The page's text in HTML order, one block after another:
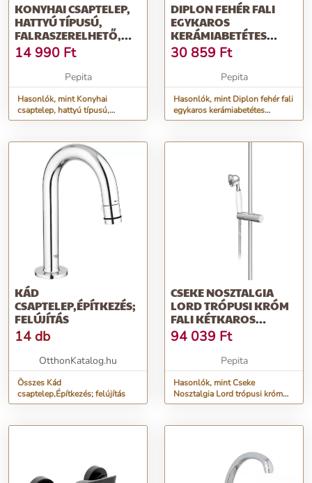
KONYHAI CSAPTELEP,
HATTYÚ TÍPUSÚ,
FALRASZERELHETŐ,
MOZGATHATÓ PIP...
14 990 Ft
Pepita
Hasonlók, mint Konyhai
csaptelep, hattyú típusú,
falraszerelhető, mozgatható
DIPLON FEHÉR FALI
EGYKAROS
KERÁMIABETÉTES
KÁDTÖLTŐ CSAPTELEP
ST2561WH
30 859 Ft
Pepita
Hasonlók, mint Diplon fehér fali
egykaros kerámiabetétes
kádtöltő csaptelep ST2561WH
KÁD
CSAPTELEP,ÉPÍTKEZÉS;
FELÚJÍTÁS
14 db
OtthonKatalog.hu
Összes Kád
csaptelep,Építkezés; felújítás
CSEKE NOSZTALGIA
LORD TRÓPUSI KRÓM
FALI KÉTKAROS
KERÁMIABETÉTES K...
94 039 Ft
Pepita
Hasonlók, mint Cseke
Nosztalgia Lord trópusi króm
fali kétkaros kerámiabetétes k...